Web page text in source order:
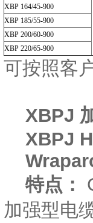
XBP 164/45-900
XBP 185/55-900
XBP 200/60-900
XBP 220/65-900
可按照客
XBPJ
XBPJ
特点：
加强型电